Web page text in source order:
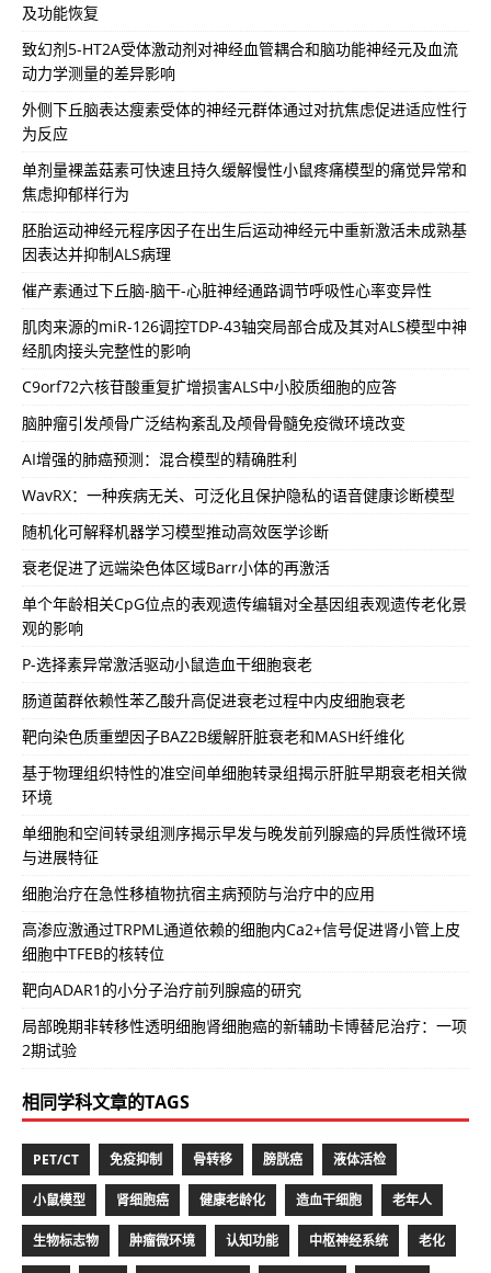
及功能恢复
致幻剂5-HT2A受体激动剂对神经血管耦合和脑功能神经元及血流
动力学测量的差异影响
外侧下丘脑表达瘦素受体的神经元群体通过对抗焦虑促进适应性行
为反应
单剂量裸盖菇素可快速且持久缓解慢性小鼠疼痛模型的痛觉异常和
焦虑抑郁样行为
胚胎运动神经元程序因子在出生后运动神经元中重新激活未成熟基
因表达并抑制ALS病理
催产素通过下丘脑-脑干-心脏神经通路调节呼吸性心率变异性
肌肉来源的miR-126调控TDP-43轴突局部合成及其对ALS模型中神
经肌肉接头完整性的影响
C9orf72六核苷酸重复扩增损害ALS中小胶质细胞的应答
脑肿瘤引发颅骨广泛结构紊乱及颅骨骨髓免疫微环境改变
AI增强的肺癌预测：混合模型的精确胜利
WavRX：一种疾病无关、可泛化且保护隐私的语音健康诊断模型
随机化可解释机器学习模型推动高效医学诊断
衰老促进了远端染色体区域Barr小体的再激活
单个年龄相关CpG位点的表观遗传编辑对全基因组表观遗传老化景
观的影响
P-选择素异常激活驱动小鼠造血干细胞衰老
肠道菌群依赖性苯乙酸升高促进衰老过程中内皮细胞衰老
靶向染色质重塑因子BAZ2B缓解肝脏衰老和MASH纤维化
基于物理组织特性的准空间单细胞转录组揭示肝脏早期衰老相关微
环境
单细胞和空间转录组测序揭示早发与晚发前列腺癌的异质性微环境
与进展特征
细胞治疗在急性移植物抗宿主病预防与治疗中的应用
高渗应激通过TRPML通道依赖的细胞内Ca2+信号促进肾小管上皮
细胞中TFEB的核转位
靶向ADAR1的小分子治疗前列腺癌的研究
局部晚期非转移性透明细胞肾细胞癌的新辅助卡博替尼治疗：一项
2期试验
相同学科文章的TAGS
PET/CT 免疫抑制 骨转移 膀胱癌 液体活检
小鼠模型 肾细胞癌 健康老龄化 造血干细胞 老年人
生物标志物 肿瘤微环境 认知功能 中枢神经系统 老化